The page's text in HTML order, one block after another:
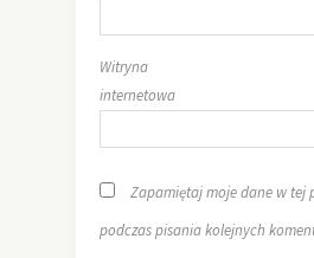
Witryna
internetowa
Zapamiętaj moje dane w tej
podczas pisania kolejnych